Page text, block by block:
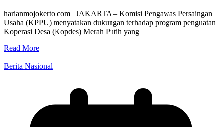
harianmojokerto.com | JAKARTA – Komisi Pengawas Persaingan
Usaha (KPPU) menyatakan dukungan terhadap program penguatan
Koperasi Desa (Kopdes) Merah Putih yang
Read More
Berita Nasional